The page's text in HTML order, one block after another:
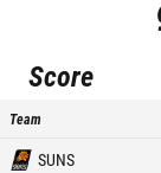
Score
Team
SUNS